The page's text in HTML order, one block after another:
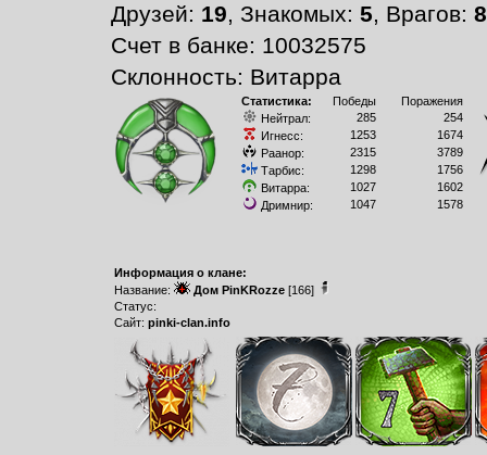
Друзей: 19, Знакомых: 5, Врагов: 8
Счет в банке: 10032575
Склонность: Витарра
Статистика: Победы
Поражения
Нейтрал:
285
254
Игнесс:
1253
1674
Раанор:
2315
3789
Тарбис:
1298
1756
Витарра:
1027
1602
Дримнир:
1047 1578
Информация о клане:
Название:
Дом PinKRozze[166]
Статус:
Сайт: pinki-clan.info